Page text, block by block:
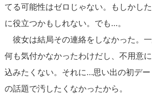
てる可能性はゼロじゃない。もしかし
に役立つかもしれない。でも…。
彼女は結局その連絡をしなかった。
何も気付かなかったわけだし、不用意
込みたくない。それに…思い出の初デ
の話題で汚したくなかったから。